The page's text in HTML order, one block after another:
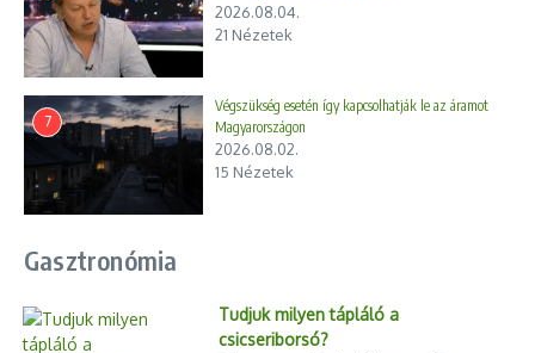
2026.08.04.
21 Nézetek
7
Végszükség esetén így kapcsolhatják le az áramot
Magyarországon
2026.08.02.
15 Nézetek
Gasztronómia
Tudjuk milyen tápláló a
csicseriborsó?